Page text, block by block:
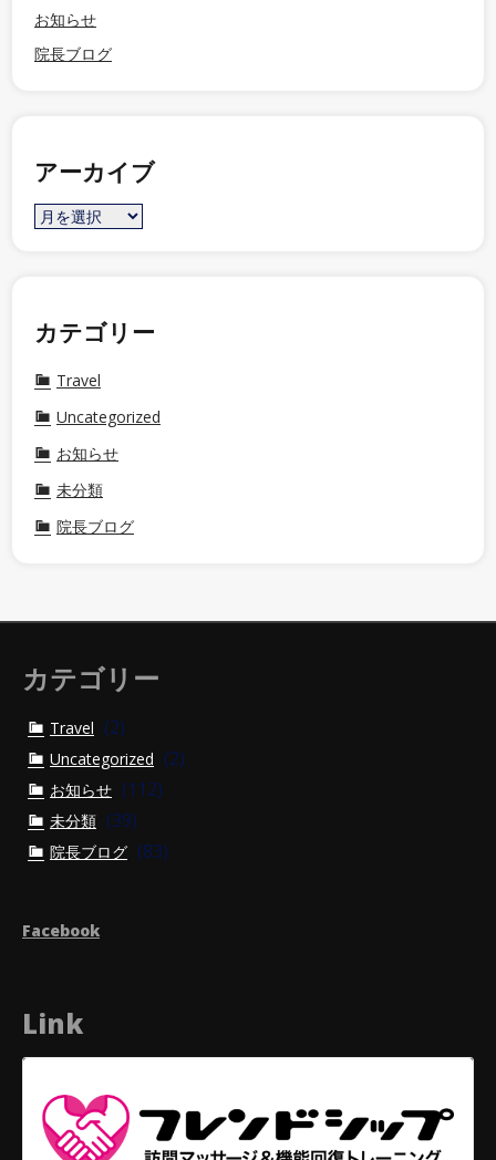
お知らせ
院長ブログ
アーカイブ
カテゴリー
Travel
Uncategorized
お知らせ
未分類
院長ブログ
カテゴリー
Travel (2)
Uncategorized (2)
お知らせ (112)
未分類 (39)
院長ブログ (83)
Facebook
Link